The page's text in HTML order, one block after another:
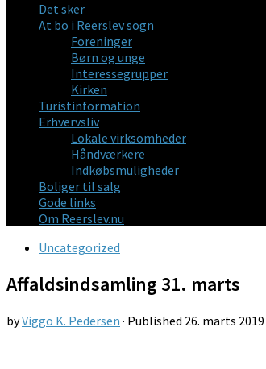
Det sker
At bo i Reerslev sogn
Foreninger
Børn og unge
Interessegrupper
Kirken
Turistinformation
Erhvervsliv
Lokale virksomheder
Håndværkere
Indkøbsmuligheder
Boliger til salg
Gode links
Om Reerslev.nu
Uncategorized
Affaldsindsamling 31. marts
byViggo K. Pedersen · Published 26. marts 2019